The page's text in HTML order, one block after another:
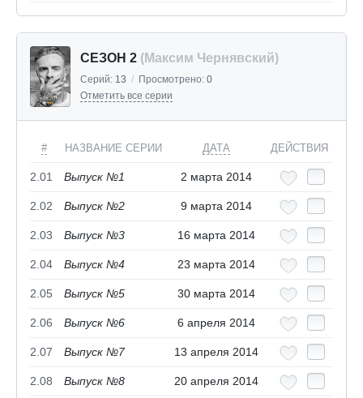
СЕЗОН 2 (Максим Чернявский)
Серий: 13 / Просмотрено: 0
Отметить все серии
# НАЗВАНИЕ СЕРИИ ДАТА ДЕЙСТВИЯ
2.01 Выпуск №1 2 марта 2014
2.02 Выпуск №2 9 марта 2014
2.03 Выпуск №3 16 марта 2014
2.04 Выпуск №4 23 марта 2014
2.05 Выпуск №5 30 марта 2014
2.06 Выпуск №6 6 апреля 2014
2.07 Выпуск №7 13 апреля 2014
2.08 Выпуск №8 20 апреля 2014